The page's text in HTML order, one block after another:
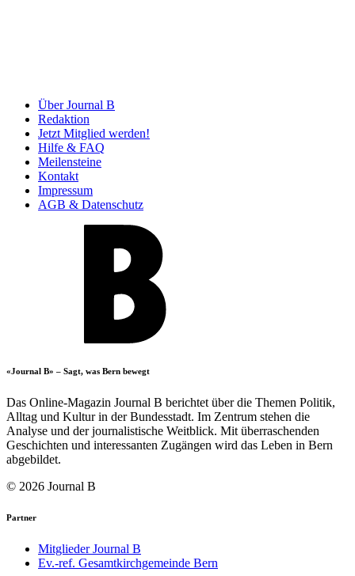
Über Journal B
Redaktion
Jetzt Mitglied werden!
Hilfe & FAQ
Meilensteine
Kontakt
Impressum
AGB & Datenschutz
«Journal B» – Sagt, was Bern bewegt
Das Online-Magazin Journal B berichtet über die Themen Politik,
Alltag und Kultur in der Bundesstadt. Im Zentrum stehen die
Analyse und der journalistische Weitblick. Mit überraschenden
Geschichten und interessanten Zugängen wird das Leben in Bern
abgebildet.
© 2026 Journal B
Partner
Mitglieder Journal B
Ev.-ref. Gesamtkirchgemeinde Bern